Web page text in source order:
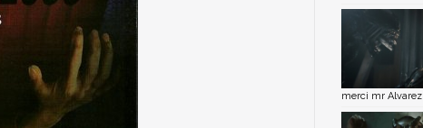
merci mr Alvarez